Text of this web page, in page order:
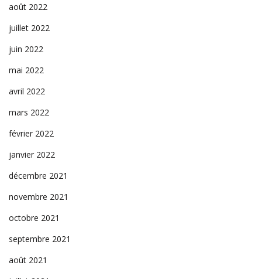
août 2022
juillet 2022
juin 2022
mai 2022
avril 2022
mars 2022
février 2022
janvier 2022
décembre 2021
novembre 2021
octobre 2021
septembre 2021
août 2021